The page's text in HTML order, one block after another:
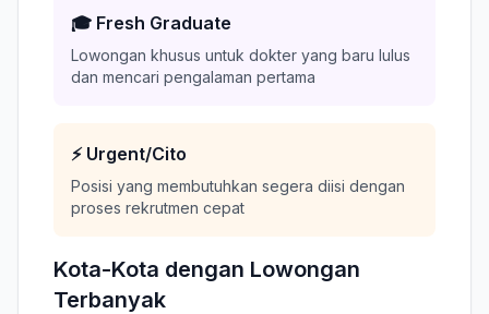
🎓 Fresh Graduate
Lowongan khusus untuk dokter yang baru lulus
dan mencari pengalaman pertama
⚡ Urgent/Cito
Posisi yang membutuhkan segera diisi dengan
proses rekrutmen cepat
Kota-Kota dengan Lowongan
Terbanyak